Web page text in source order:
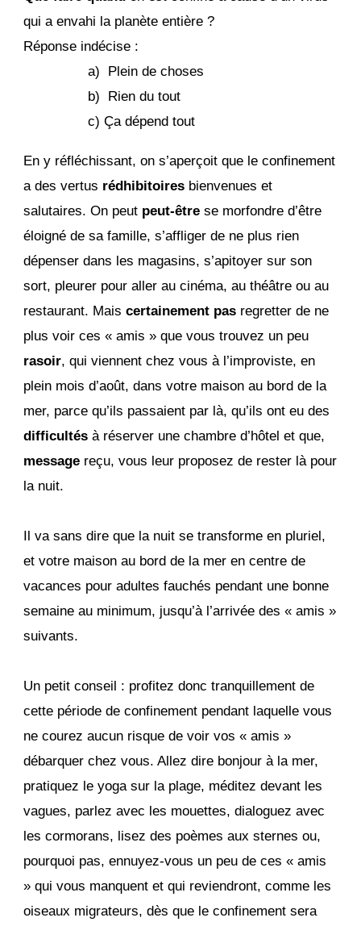
qui a envahi la planète entière ?
Réponse indécise :
a) Plein de choses
b) Rien du tout
c) Ça dépend tout
En y réfléchissant, on s’aperçoit que le confinement
a des vertus rédhibitoires bienvenues et
salutaires. On peut peut-êtrese morfondre d’être
éloigné de sa famille, s’affliger de ne plus rien
dépenser dans les magasins, s’apitoyer sur son
sort, pleurer pour aller au cinéma, au théâtre ou au
restaurant. Maiscertainement pas regretter de ne
plus voir ces « amis » que vous trouvez un peu
rasoir, qui viennent chez vous à l’improviste, en
plein mois d’août, dans votre maison au bord de la
mer, parce qu’ils passaient par là, qu’ils ont eu des
difficultésà réserver une chambre d’hôtel et que,
message reçu, vous leur proposez de rester là pour
la nuit.
Il va sans dire que la nuit se transforme en pluriel,
et votre maison au bord de la mer en centre de
vacances pour adultes fauchés pendant une bonne
semaine au minimum, jusqu’à l’arrivée des « amis »
suivants.
Un petit conseil : profitez donc tranquillement de
cette période de confinement pendant laquelle vous
ne courez aucun risque de voir vos « amis »
débarquer chez vous. Allez dire bonjour à la mer,
pratiquez le yoga sur la plage, méditez devant les
vagues, parlez avec les mouettes, dialoguez avec
les cormorans, lisez des poèmes aux sternes ou,
pourquoi pas, ennuyez-vous un peu de ces « amis
» qui vous manquent et qui reviendront, comme les
oiseaux migrateurs, dès que le confinement sera